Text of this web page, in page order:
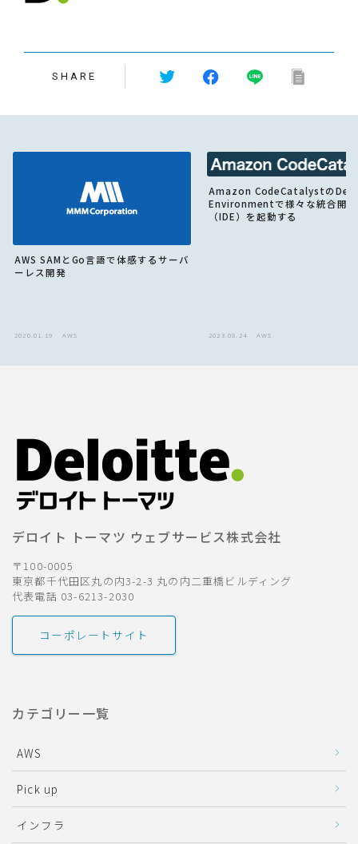
SHARE
AWS SAMとGo言語で体感するサーバ
ーレス開発
2020.01.19 AWS
Amazon CodeCatalystのDev
Environmentで様々な統合開
（IDE）を起動する
2023.08.24 AWS
デロイト トーマツ ウェブサービス株式会社
〒100-0005
東京都千代田区丸の内3-2-3 丸の内二重橋ビルディング
代表電話 03-6213-2030
コーポレートサイト
カテゴリー一覧
AWS
Pick up
インフラ